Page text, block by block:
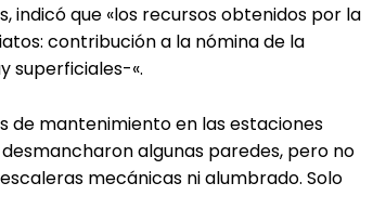
indicó que «los recursos obtenidos por la
contribución a la nómina de la
superficiales-«.
de mantenimiento en las estaciones
algunas paredes, pero no
mecánicas ni alumbrado. Solo